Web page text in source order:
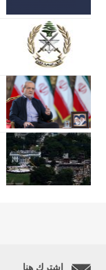
إشترك هنا